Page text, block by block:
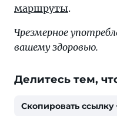
маршруты.
Чрезмерное
вашему здоровью.
Делитесь тем,
Скопировать ссылку